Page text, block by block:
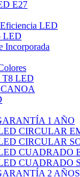
E27
LED
LED
Incorporada
T8 LED
1 AÑO
CIRCULAR
CIRCULAR
CUADRADO
CUADRADO
2 AÑOS